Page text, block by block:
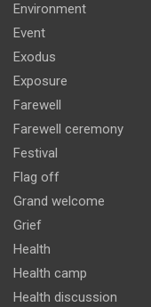
Environment
Event
Exodus
Exposure
Farewell
Farewell ceremony
Festival
Flag off
Grand welcome
Grief
Health
Health camp
Health discussion